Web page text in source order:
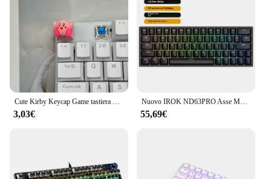
3,03€
Nuovo IROK ND63PRO Asse Magnetico Tastiera Meccanica 0 Zona Morta Hot Plug Rgb Gaming 0.02mm Classe Socd Tastiera Ufficio Gaming regalo
55,69€